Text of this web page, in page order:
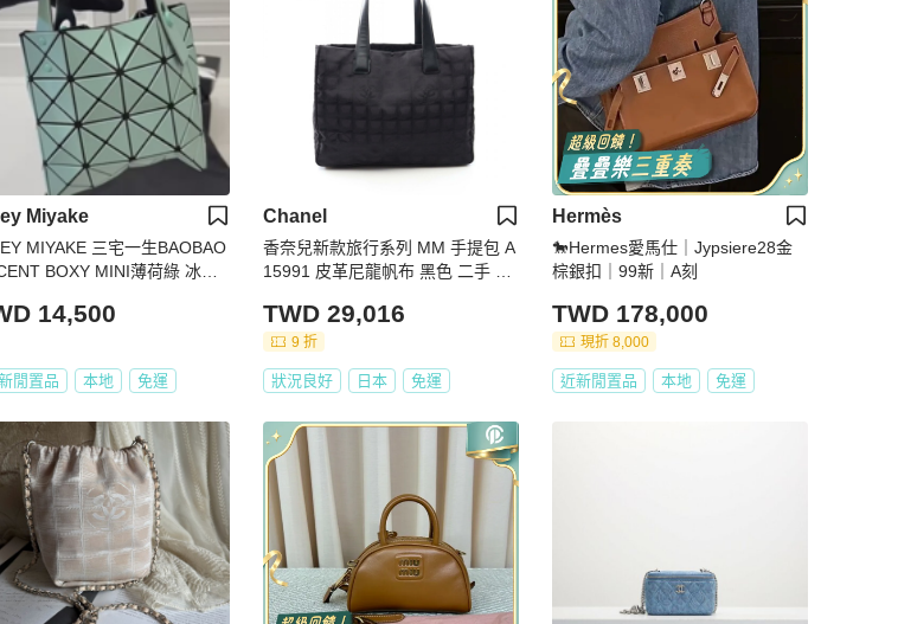
Miyake
MIYAKE 三宅一生BAOBAO
BOXY MINI薄荷綠 冰川
14,500
閒置品 本地 免運
Chanel
香奈兒新款旅行系列 MM 手提包 A
15991 皮革尼龍帆布 黑色 二手 金
TWD 29,016
9 折
狀況良好 日本 免運
Hermès
🐎Hermes愛馬仕｜Jypsiere28金
棕銀扣｜99新｜A刻
TWD 178,000
現折 8,000
近新閒置品 本地 免運